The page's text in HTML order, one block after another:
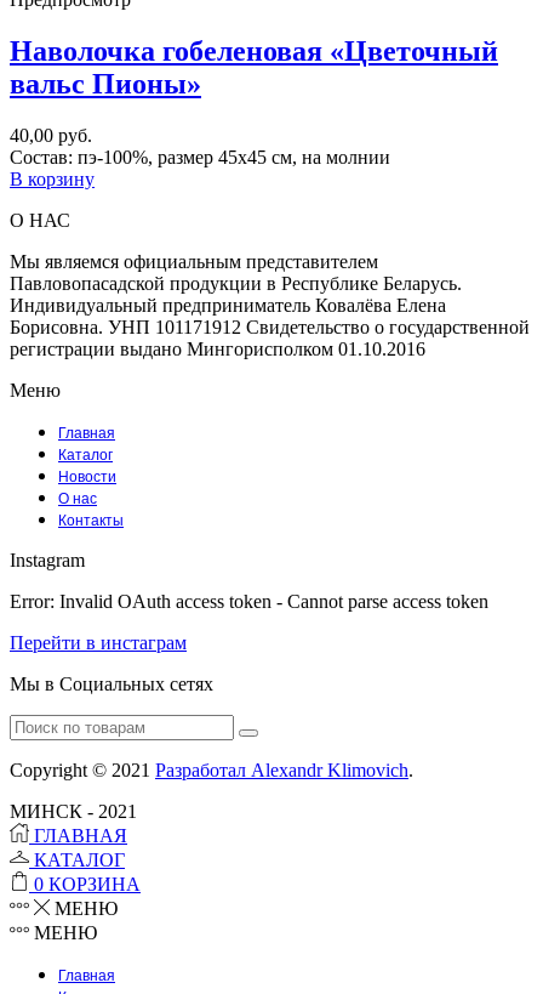
Наволочка гобеленовая «Цветочный
вальс Пионы»
40,00 руб.
Состав: пэ-100%, размер 45х45 см, на молнии
В корзину
О НАС
Мы являемся официальным представителем
Павловопасадской продукции в Республике Беларусь.
Индивидуальный предприниматель Ковалёва Елена
Борисовна. УНП 101171912 Свидетельство о государственной
регистрации выдано Мингорисполком 01.10.2016
Меню
Главная
Каталог
Новости
О нас
Контакты
Instagram
Error: Invalid OAuth access token - Cannot parse access token
Перейти в инстаграм
Мы в Социальных сетях
Facebook
Instagram
Tumblr
Youtube
Vk
Search
for:
Copyright © 2021 Разработал Alexandr Klimovich.
МИНСК - 2021
ГЛАВНАЯ
КАТАЛОГ
0 КОРЗИНА
МЕНЮ
МЕНЮ
Главная